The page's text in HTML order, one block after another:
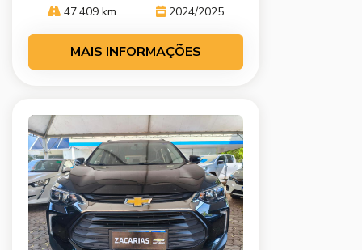
47.409 km 2024/2025
MAIS INFORMAÇÕES